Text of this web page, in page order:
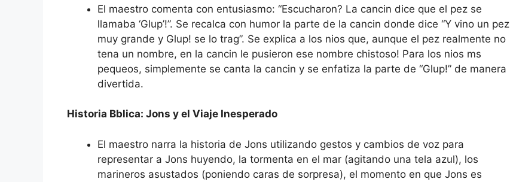
El maestro comenta con entusiasmo: “Escucharon? La cancin dice que el pez se
llamaba ‘Glup’!”. Se recalca con humor la parte de la cancin donde dice “Y vino un pez
muy grande y Glup! se lo trag”. Se explica a los nios que, aunque el pez realmente no
tena un nombre, en la cancin le pusieron ese nombre chistoso! Para los nios ms
pequeos, simplemente se canta la cancin y se enfatiza la parte de “Glup!” de manera
divertida.
Historia Bblica: Jons y el Viaje Inesperado
El maestro narra la historia de Jons utilizando gestos y cambios de voz para
representar a Jons huyendo, la tormenta en el mar (agitando una tela azul), los
marineros asustados (poniendo caras de sorpresa), el momento en que Jons es